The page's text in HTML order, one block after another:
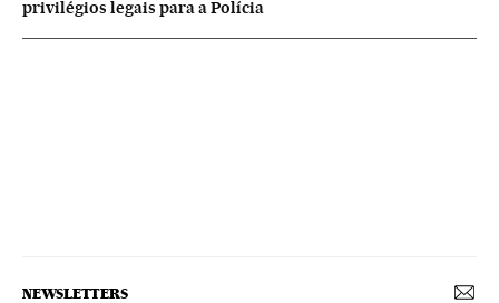
privilégios legais para a Polícia
NEWSLETTERS